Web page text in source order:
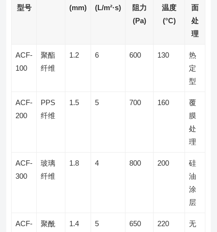
型号 (mm) (L/m²·s)
阻力
(Pa)
温度
(°C)
面
处
理
ACF-
100
聚酯
纤维
1.2 6 600 130
热
定
型
ACF-
200
PPS
纤维
1.5 5 700 160
覆
膜
处
理
ACF-
300
玻璃
纤维
1.8 4 800 200
硅
油
涂
层
ACF-
聚酰
1.4 5 650 220
无